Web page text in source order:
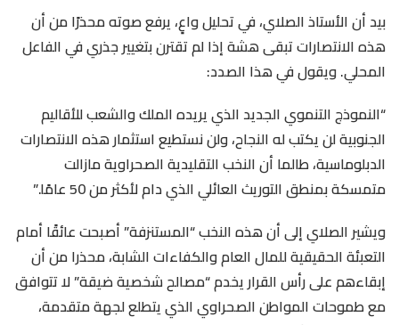
بيد أن الأستاذ الصلاي، في تحليل واعٍ، يرفع صوته محذرًا من أن
هذه الانتصارات تبقى هشة إذا لم تقترن بتغيير جذري في الفاعل
المحلي. ويقول في هذا الصدد:
“النموذج التنموي الجديد الذي يريده الملك والشعب للأقاليم
الجنوبية لن يكتب له النجاح، ولن نستطيع استثمار هذه الانتصارات
الدبلوماسية، طالما أن النخب التقليدية الصحراوية مازالت
متمسكة بمنطق التوريث العائلي الذي دام لأكثر من 50 عامًا.”
ويشير الصلاي إلى أن هذه النخب “المستنزفة” أصبحت عائقًا أمام
التعبئة الحقيقية للمال العام والكفاءات الشابة، محذرا من أن
إبقاءهم على رأس القرار يخدم “مصالح شخصية ضيقة” لا تتوافق
مع طموحات المواطن الصحراوي الذي يتطلع لجهة متقدمة،